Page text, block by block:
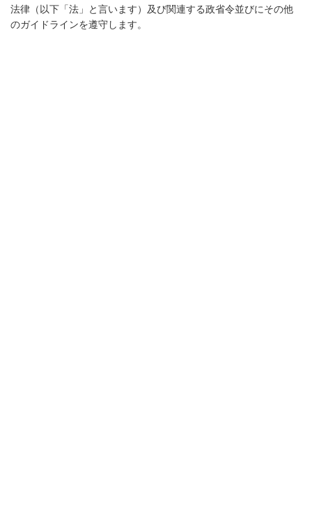
法律（以下「法」と言います）及び関連する政省令並びにその他
のガイドラインを遵守します。